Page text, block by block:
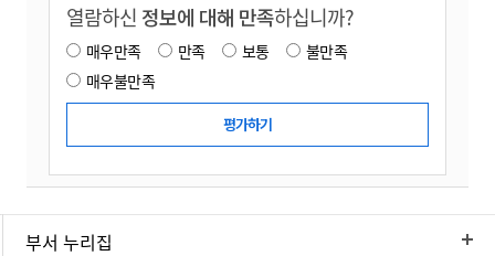
열람하신 정보에 대해 만족하십니까?
매우만족 만족 보통
불만족
매우불만족
부서 누리집